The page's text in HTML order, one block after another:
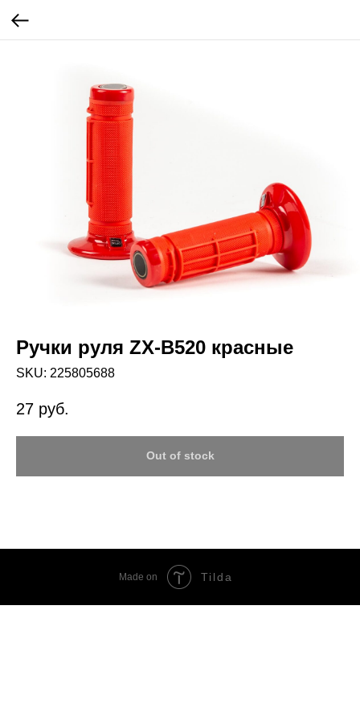
Ручки руля ZX-B520 красные
SKU: 225805688
27 руб.
Out of stock
Made on Tilda